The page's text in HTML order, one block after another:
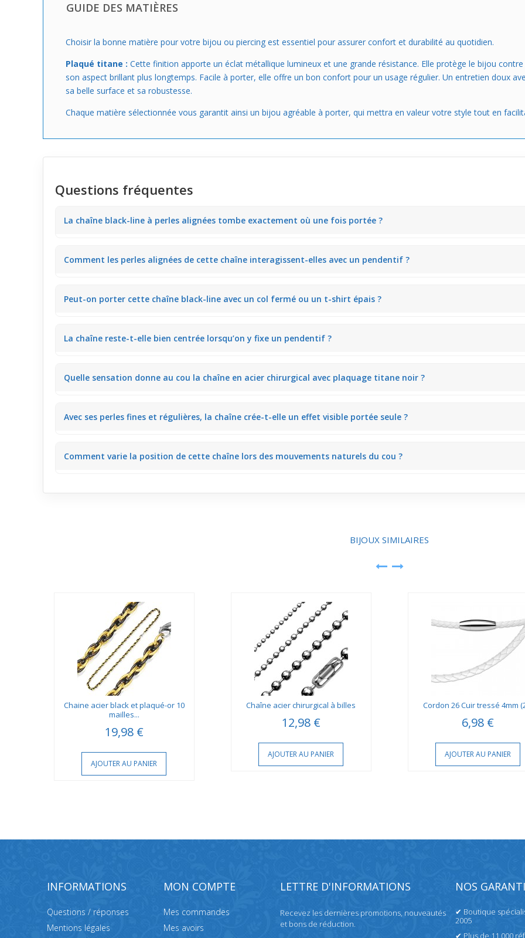
GUIDE DES MATIÈRES
Choisir la bonne matière pour votre bijou ou piercing est essentiel pour assurer confort et durabilité au quotidien.
Plaqué titane : Cette finition apporte un éclat métallique lumineux et une grande résistance. Elle protège le bijou
son aspect brillant plus longtemps. Facile à porter, elle offre un bon confort pour un usage régulier. Un entretien doux
sa belle surface et sa robustesse.
Chaque matière sélectionnée vous garantit ainsi un bijou agréable à porter, qui mettra en valeur votre style tout en
Questions fréquentes
La chaîne black-line à perles alignées tombe exactement où une fois portée ?
ou un pull léger sans gêner.
Comment les perles alignées de cette chaîne interagissent-elles avec un pendentif ?
met en valeur le bijou suspendu.
Peut-on porter cette chaîne black-line avec un col fermé ou un t-shirt épais ?
en suggérant un style urbain.
La chaîne reste-t-elle bien centrée lorsqu’on y fixe un pendentif ?
esthétique sans trop de glissements.
Quelle sensation donne au cou la chaîne en acier chirurgical avec plaquage titane noir ?
en ville ou au bureau.
Avec ses perles fines et régulières, la chaîne crée-t-elle un effet visible portée seule ?
un style casual le week-end.
Comment varie la position de cette chaîne lors des mouvements naturels du cou ?
en marchant ou en discutant.
BIJOUX SIMILAIRES
Chaine acier black et plaqué-or 10
mailles...
19,98 €
AJOUTER AU PANIER
Chaîne acier chirurgical à billes
12,98 €
AJOUTER AU PANIER
Cordon 26 Cuir tressé 4mm
6,98 €
AJOUTER AU PANIER
INFORMATIONS
Questions / réponses
Mentions légales
MON COMPTE
Mes commandes
Mes avoirs
LETTRE D'INFORMATIONS
Recevez les dernières promotions, nouveautés
et bons de réduction.
NOS
✔ Boutique
2005
✔ Plus de 11 000